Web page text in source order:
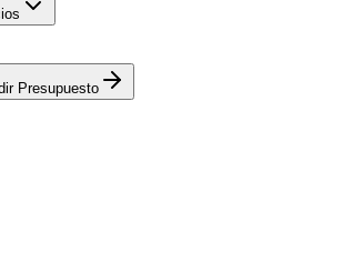
Presupuesto